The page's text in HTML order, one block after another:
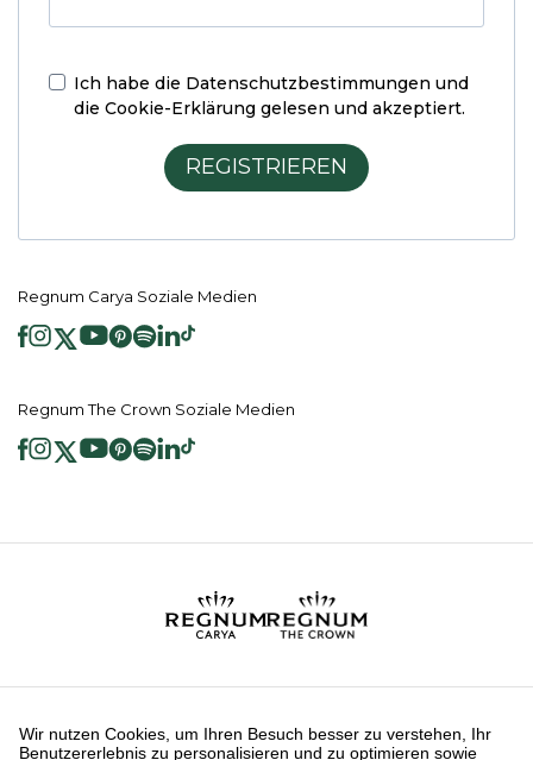
Ich habe die Datenschutzbestimmungen und
die Cookie-Erklärung gelesen und akzeptiert.
REGISTRIEREN
Regnum Carya Soziale Medien
Regnum The Crown Soziale Medien
2026 ® Regnum Hotels. Alle Rechte vorbehalten.